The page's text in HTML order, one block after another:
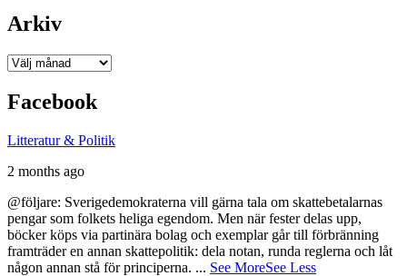
Arkiv
Arkiv
Facebook
Litteratur & Politik
2 months ago
@följare: Sverigedemokraterna vill gärna tala om skattebetalarnas
pengar som folkets heliga egendom. Men när fester delas upp,
böcker köps via partinära bolag och exemplar går till förbränning
framträder en annan skattepolitik: dela notan, runda reglerna och låt
någon annan stå för principerna. ... See MoreSee Less